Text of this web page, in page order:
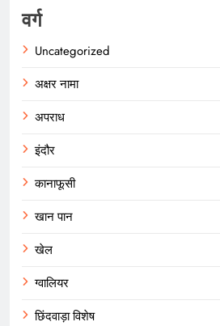
वर्ग
Uncategorized
अक्षर नामा
अपराध
इंदौर
कानाफूसी
खान पान
खेल
ग्वालियर
छिंदवाड़ा विशेष